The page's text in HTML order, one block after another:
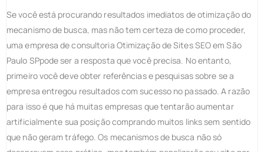
Se você está procurando resultados imediatos de otimização do
mecanismo de busca, mas não tem certeza de como proceder,
uma empresa de consultoria Otimização de Sites SEO em São
Paulo SPpode ser a resposta que você precisa. No entanto,
primeiro você deve obter referências e pesquisas sobre se a
empresa entregou resultados com sucesso no passado. A razão
para isso é que há muitas empresas que tentarão aumentar
artificialmente sua posição comprando muitos links sem sentido
que não geram tráfego. Os mecanismos de busca não só